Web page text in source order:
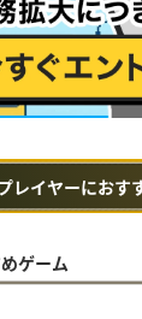
レイヤーにおす
ゲーム